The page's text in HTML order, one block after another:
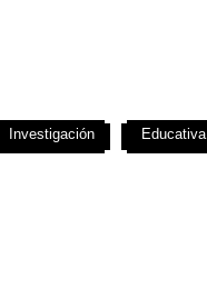
Investigación Educativa